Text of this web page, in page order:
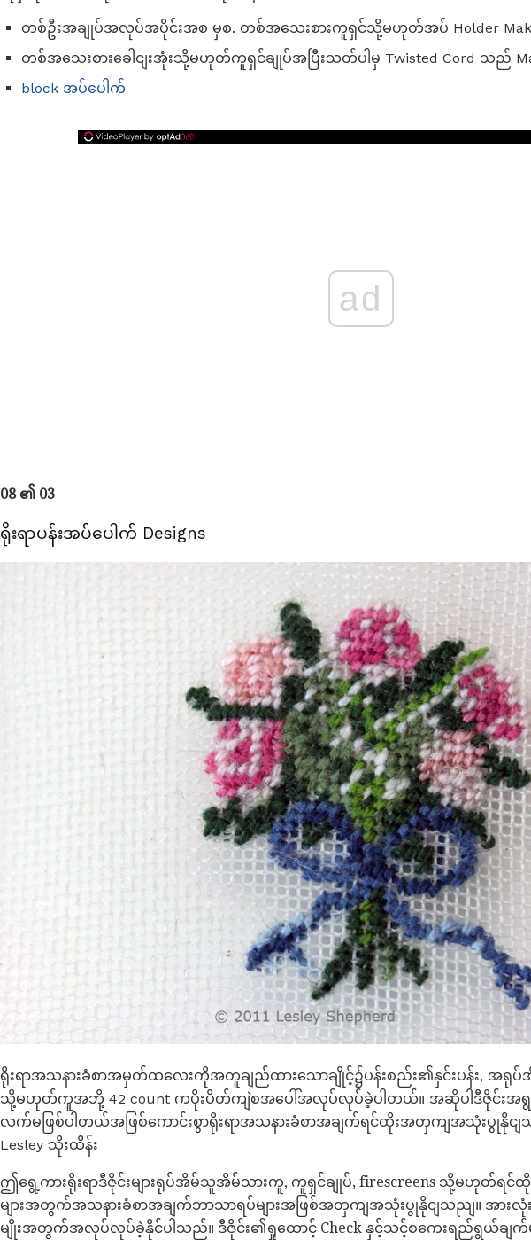
တစ်ဦးအချုပ်အလုပ်အပိုင်းအစ မှစ. တစ်အသေးစားကူရှင်သို့မဟုတ်အပ် Holder
တစ်အသေးစားခေါငျးအုံးသို့မဟုတ်ကူရှင်ချုပ်အပြီးသတ်ပါမှ Twisted Cord သည်
block အပ်ပေါက်
ad
08 ၏ 03
ရိုးရာပန်းအပ်ပေါက် Designs
ရိုးရာအသနားခံစာအမှတ်ထလေးကိုအတူချည်ထားသောချိုင့်၌ပန်းစည်း၏နှင်းပန်း, အရု
သို့မဟုတ်ကူအဘို့ 42 count ကပိုးပိတ်ကျဲစအပေါ်အလုပ်လုပ်ခဲ့ပါတယ်။ အဆိုပါဒီဇိုင်းအရွယ်
လက်မဖြစ်ပါတယ်အဖြစ်ကောင်းစွာရိုးရာအသနားခံစာအချက်ရင်ထိုးအတှကျအသုံးပွုနိုငျသ
Lesley သိုးထိန်း
ဤရွေ့ကားရိုးရာဒီဇိုင်းများရုပ်အိမ်သူအိမ်သားကူ, ကူရှင်ချုပ်, firescreens သို့မဟုတ်ရ
များအတွက်အသနားခံစာအချက်ဘာသာရပ်များအဖြစ်အတှကျအသုံးပွုနိုငျသညျ။ အားလုံ
မျိုးအတွက်အလုပ်လုပ်ခဲ့နိုင်ပါသည်။ ဒီဇိုင်း၏ရှုထောင့် Check နှင့်သင့်စကေးရည်ရွယ်ချ